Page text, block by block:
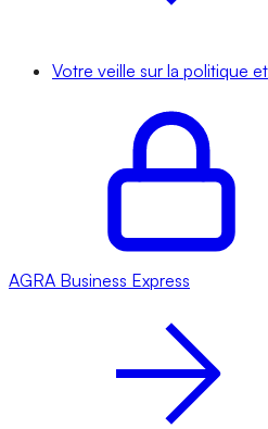
Votre veille sur la politique
AGRA Business Express